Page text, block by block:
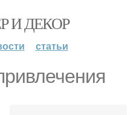
И ДЕКОР
статьи